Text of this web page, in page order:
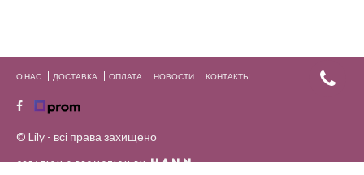
О НАС ДОСТАВКА ОПЛАТА НОВОСТИ КОНТАКТЫ
© Lily - всі права захищено
CREATION & PROMOTION BYHANN.